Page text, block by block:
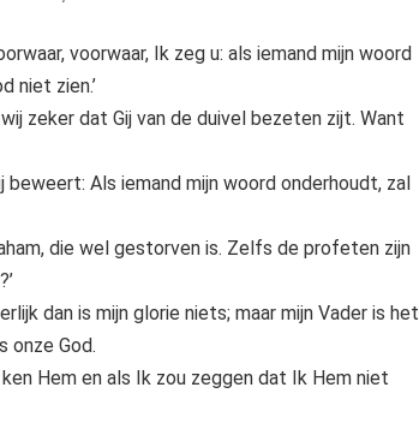
voorwaar, Ik zeg u: als iemand mijn woord
niet zien.’
zeker dat Gij van de duivel bezeten zijt. Want
Als iemand mijn woord onderhoudt, zal
die wel gestorven is. Zelfs de profeten zijn
dan is mijn glorie niets; maar mijn Vader is het
onze God.
Hem en als Ik zou zeggen dat Ik Hem niet